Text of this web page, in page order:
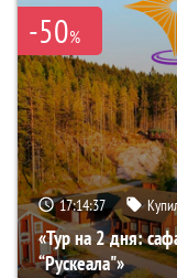
-50%
17:14:35
«Тур на 2 дня:
“Рускеала"»